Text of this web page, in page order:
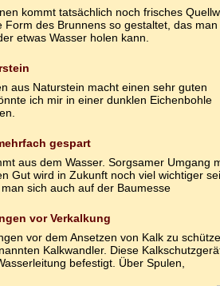
kommt tatsächlich noch frisches
Form des Brunnens so gestaltet, das
etwas Wasser holen kann.
aus Naturstein macht einen sehr guten
ich mir in einer dunklen Eichenbohle
gespart
aus dem Wasser. Sorgsamer Umgang
Gut wird in Zukunft noch viel wichtiger
sich auch auf der Baumesse
vor Verkalkung
vor dem Ansetzen von Kalk zu
Kalkwandler. Diese
befestigt. Über Spulen,